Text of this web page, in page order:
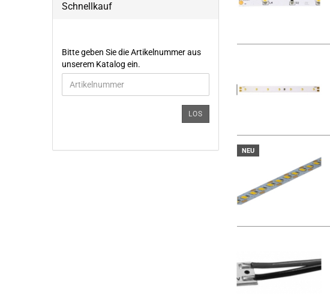
NEU
Schnellkauf
BITTE
GEBEN
SIE
DIE
Bitte geben Sie die Artikelnummer aus
unserem Katalog ein.
LOS